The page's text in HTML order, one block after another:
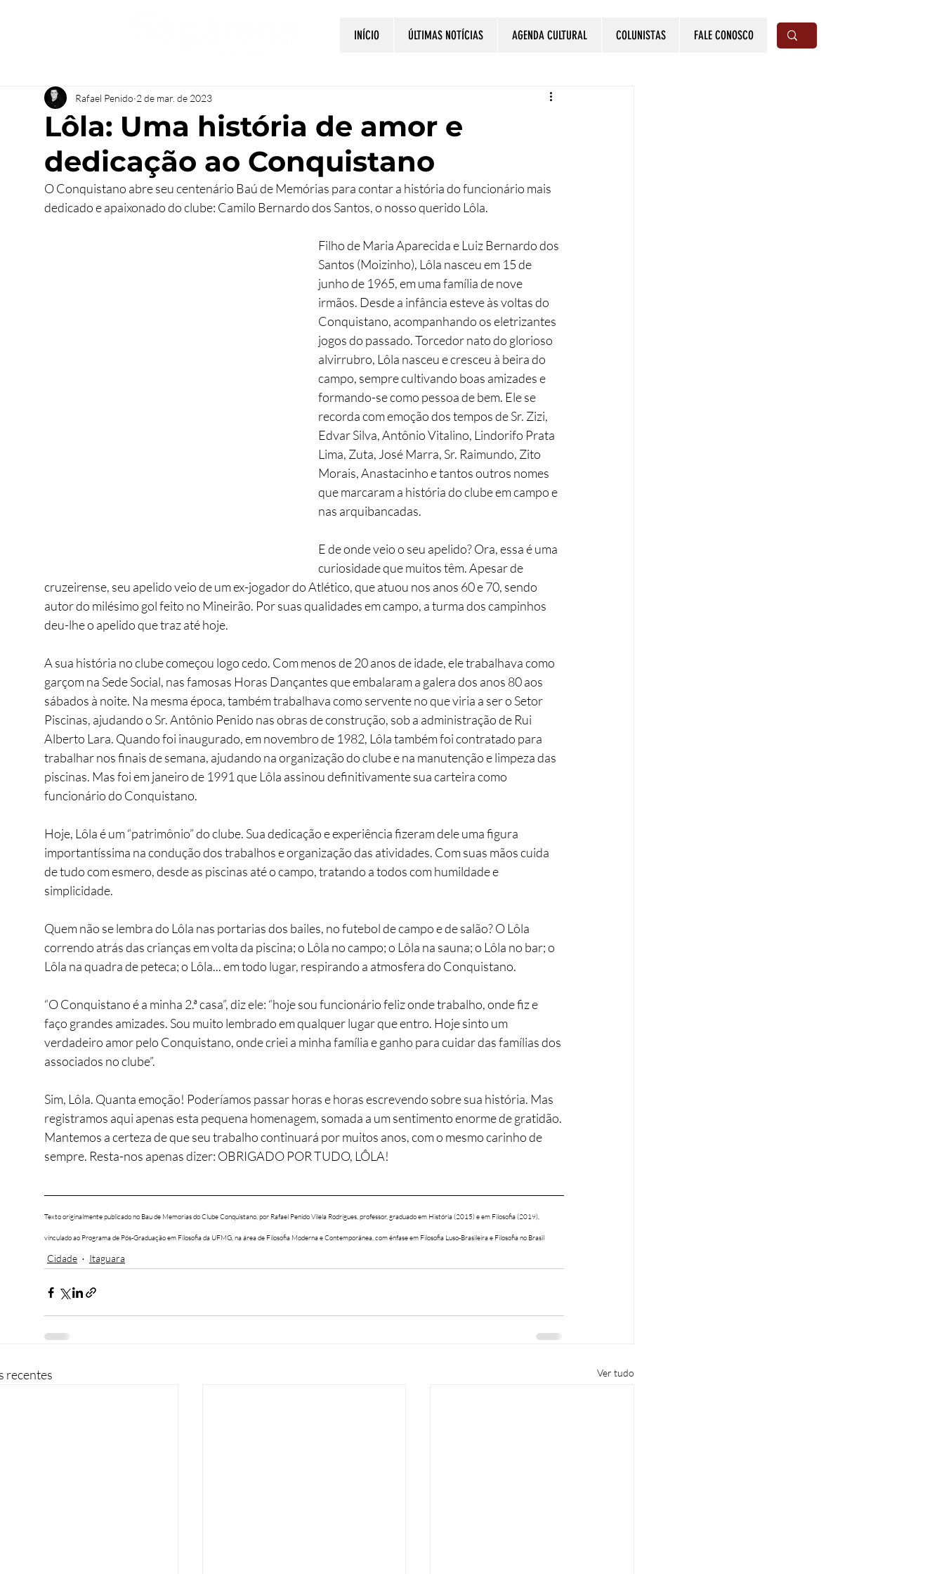
INÍCIO ÚLTIMAS NOTÍCIAS AGENDA CULTURAL COLUNISTAS FALE CONOSCO
Lôla: Uma história de amor e
dedicação ao Conquistano
Rafael Penido 2 de mar. de 2023
O Conquistano abre seu centenário Baú de Memórias para contar a história do funcionário mais
dedicado e apaixonado do clube: Camilo Bernardo dos Santos, o nosso querido Lôla.
Filho de Maria Aparecida e Luiz Bernardo dos
Santos (Moizinho), Lôla nasceu em 15 de
junho de 1965, em uma família de nove
irmãos. Desde a infância esteve às voltas do
Conquistano, acompanhando os eletrizantes
jogos do passado. Torcedor nato do glorioso
alvirrubro, Lôla nasceu e cresceu à beira do
campo, sempre cultivando boas amizades e
formando-se como pessoa de bem. Ele se
recorda com emoção dos tempos de Sr. Zizi,
Edvar Silva, Antônio Vitalino, Lindorifo Prata
Lima, Zuta, José Marra, Sr. Raimundo, Zito
Morais, Anastacinho e tantos outros nomes
que marcaram a história do clube em campo e
nas arquibancadas.
E de onde veio o seu apelido? Ora, essa é uma
curiosidade que muitos têm. Apesar de
cruzeirense, seu apelido veio de um ex-jogador do Atlético, que atuou nos anos 60 e 70, sendo
autor do milésimo gol feito no Mineirão. Por suas qualidades em campo, a turma dos campinhos
deu-lhe o apelido que traz até hoje.
A sua história no clube começou logo cedo. Com menos de 20 anos de idade, ele trabalhava como
garçom na Sede Social, nas famosas Horas Dançantes que embalaram a galera dos anos 80 aos
sábados à noite. Na mesma época, também trabalhava como servente no que viria a ser o Setor
Piscinas, ajudando o Sr. Antônio Penido nas obras de construção, sob a administração de Rui
Alberto Lara. Quando foi inaugurado, em novembro de 1982, Lôla também foi contratado para
trabalhar nos finais de semana, ajudando na organização do clube e na manutenção e limpeza das
piscinas. Mas foi em janeiro de 1991 que Lôla assinou definitivamente sua carteira como
funcionário do Conquistano.
Hoje, Lôla é um “patrimônio” do clube. Sua dedicação e experiência fizeram dele uma figura
importantíssima na condução dos trabalhos e organização das atividades. Com suas mãos cuida
de tudo com esmero, desde as piscinas até o campo, tratando a todos com humildade e
simplicidade.
Quem não se lembra do Lôla nas portarias dos bailes, no futebol de campo e de salão? O Lôla
correndo atrás das crianças em volta da piscina; o Lôla no campo; o Lôla na sauna; o Lôla no bar; o
Lôla na quadra de peteca; o Lôla... em todo lugar, respirando a atmosfera do Conquistano.
“O Conquistano é a minha 2.ª casa”, diz ele: “hoje sou funcionário feliz onde trabalho, onde fiz e
faço grandes amizades. Sou muito lembrado em qualquer lugar que entro. Hoje sinto um
verdadeiro amor pelo Conquistano, onde criei a minha família e ganho para cuidar das famílias dos
associados no clube”.
Sim, Lôla. Quanta emoção! Poderíamos passar horas e horas escrevendo sobre sua história. Mas
registramos aqui apenas esta pequena homenagem, somada a um sentimento enorme de gratidão.
Mantemos a certeza de que seu trabalho continuará por muitos anos, com o mesmo carinho de
sempre. Resta-nos apenas dizer: OBRIGADO POR TUDO, LÔLA!
Texto originalmente publicado no Bau de Memorias do Clube Conquistano, por Rafael Penido Vilela Rodrigues, professor, graduado em História (2015) e em Filosofia (2019),
vinculado ao Programa de Pós-Graduação em Filosofia da UFMG, na área de Filosofia Moderna e Contemporânea, com ênfase em Filosofia Luso-Brasileira e Filosofia no Brasil
Cidade Itaguara
recentes Ver tudo